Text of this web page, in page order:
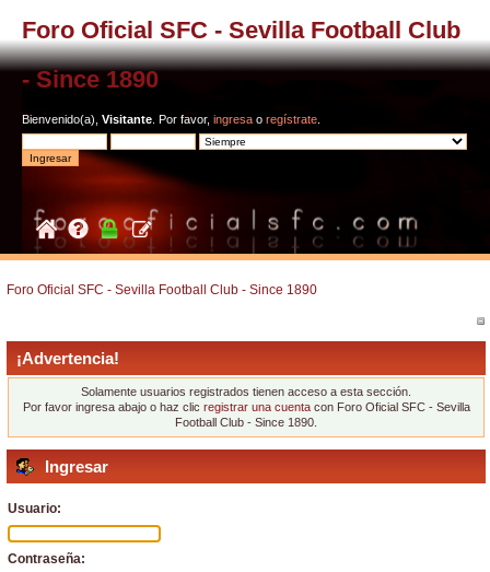
Foro Oficial SFC - Sevilla Football Club
- Since 1890
Bienvenido(a), Visitante . Por favor, ingresa o regístrate
Foro Oficial SFC - Sevilla Football Club - Since 1890
¡Advertencia!
Solamente usuarios registrados tienen acceso a esta sección.
Por favor ingresa abajo o haz clic registrar una cuentacon Foro Oficial SFC - Sevilla
Football Club - Since 1890.
Ingresar
Usuario:
Contraseña: